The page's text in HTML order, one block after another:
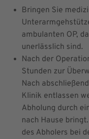
Bringen Sie
ambulanten OP,
unerlässlich sind.
Nach der
Stunden zur
Nach
Klinik entlassen
Abholung durch
nach Hause
des Abholers bei